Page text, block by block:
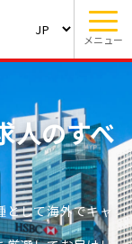
メニュー
人のすべ
して海外でキャ